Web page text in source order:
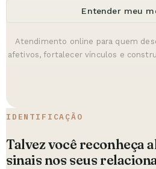
Entender meu
Atendimento online para quem
afetivos, fortalecer vínculos e
IDENTIFICAÇÃO
Talvez você reconheça
sinais nos seus